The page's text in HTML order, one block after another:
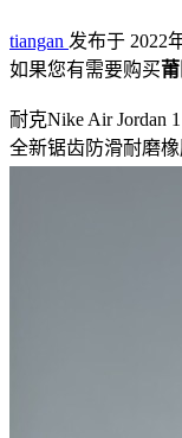
tiangan 发布于 2022
如果您有需要购买
耐克Nike Air Jordan
全新锯齿防滑耐磨橡